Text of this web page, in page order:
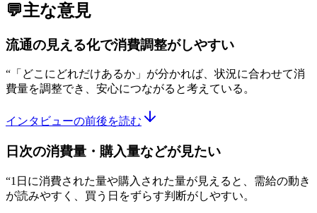
💬主な意見
流通の見える化で消費調整がしやすい
“ 「どこにどれだけあるか」が分かれば、状況に合わせて消
費量を調整でき、安心につながると考えている。
インタビューの前後を読む
日次の消費量・購入量などが見たい
“1日に消費された量や購入された量が見えると、需給の動き
が読みやすく、買う日をずらす判断がしやすい。